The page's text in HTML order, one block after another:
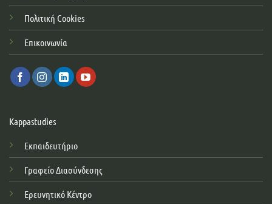
Πολιτική Cookies
Επικοινωνία
Kappastudies
Εκπαιδευτήριο
Γραφείο Διασύνδεσης
Ερευνητικό Κέντρο